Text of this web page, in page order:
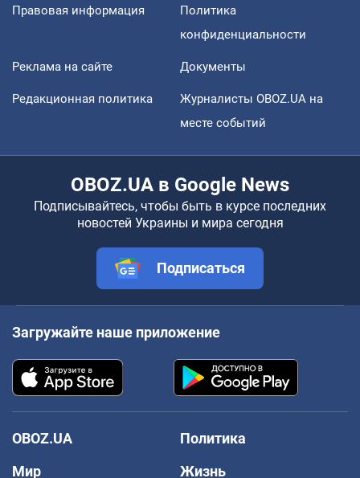
Правовая информация
Политика
конфиденциальности
Реклама на сайте Документы
Редакционная политика
Журналисты OBOZ.UA на
месте событий
OBOZ.UA в Google News
Подписывайтесь, чтобы быть в курсе последних
новостей Украины и мира сегодня
Подписаться
Загружайте наше приложение
OBOZ.UA
Политика
Мир
Жизнь